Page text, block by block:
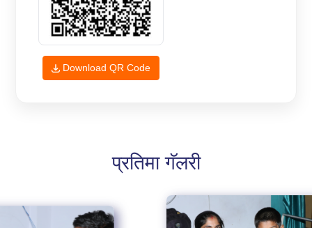
Download QR Code
प्रतिमा गॅलरी